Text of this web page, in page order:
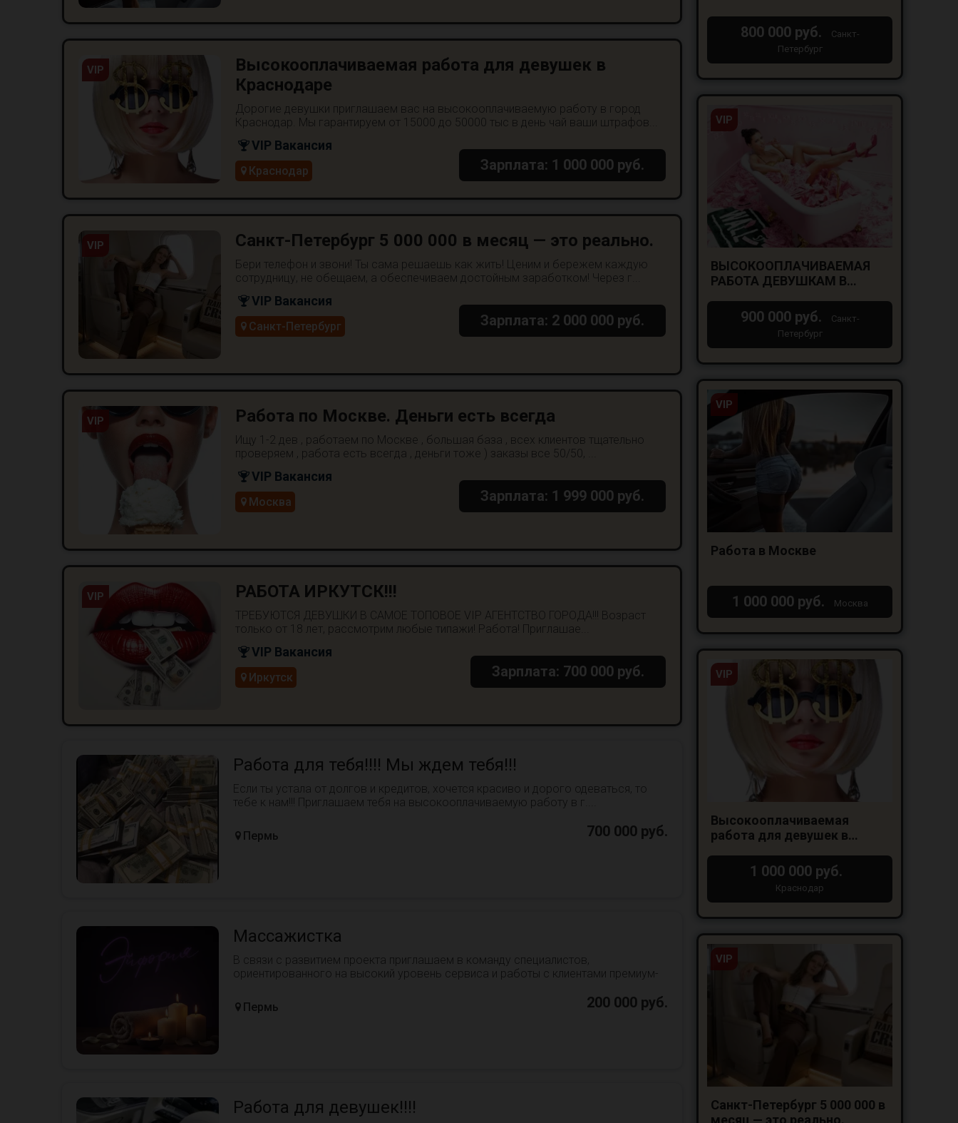
VIP
Высокооплачиваемая работа для девушек в
Краснодаре
Дорогие девушки приглашаем вас на высокооплачиваемую работу в город
Краснодар. Мы гарантируем от 15000 до 50000 тыс в день чай ваши штрафов...
VIP Вакансия
Зарплата: 1 000 000 руб.
Краснодар
VIP Санкт-Петербург 5 000 000 в месяц — это реально.
Бери телефон и звони! Ты сама решаешь как жить! Ценим и бережем каждую
сотрудницу, не обещаем, а обеспечиваем достойным заработком! Через г...
VIP Вакансия
Зарплата: 2 000 000 руб.
Санкт-Петербург
VIP Работа по Москве. Деньги есть всегда
Ищу 1-2 дев , работаем по Москве , большая база , всех клиентов тщательно
проверяем , работа есть всегда , деньги тоже ) заказы все 50/50, ...
VIP Вакансия
Зарплата: 1 999 000 руб.
Москва
VIP РАБОТА ИРКУТСК!!!
ТРЕБУЮТСЯ ДЕВУШКИ В САМОЕ ТОПОВОЕ VIP АГЕНТСТВО ГОРОДА!!! Возраст
только от 18 лет, рассмотрим любые типажи! Работа! Приглашае...
VIP Вакансия
Зарплата: 700 000 руб.
Иркутск
Работа для тебя!!!! Мы ждем тебя!!!
700 000 руб.
Пермь
Если ты устала от долгов и кредитов, хочется красиво и дорого одеваться, то
тебе к нам!!! Приглашаем тебя на высокооплачиваемую работу в г....
Массажистка
200 000 руб.
Пермь
В связи с развитием проекта приглашаем в команду специалистов,
ориентированного на высокий уровень сервиса и работы с клиентами премиум-
Работа для девушек!!!!
800 000 руб.
Санкт-
Петербург
VIP
ВЫСОКООПЛАЧИВАЕМАЯ
РАБОТА ДЕВУШКАМ В
900 000 руб.
Санкт-
Петербург
VIP
Работа в Москве
1 000 000 руб. Москва
VIP
Высокооплачиваемая
работа для девушек в
1 000 000 руб.
Краснодар
VIP
Санкт-Петербург 5 000 000 в
месяц — это реально.